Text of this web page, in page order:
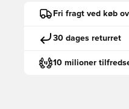
Fri fragt ved køb
30 dages returret
10 milioner